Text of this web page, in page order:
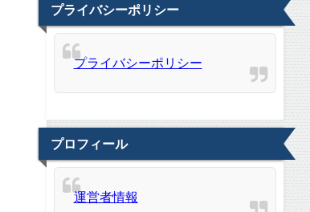
プライバシーポリシー
プライバシーポリシー
プロフィール
運営者情報